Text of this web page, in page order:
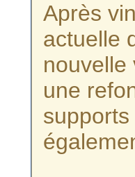
Après
actuelle
nouvelle
une